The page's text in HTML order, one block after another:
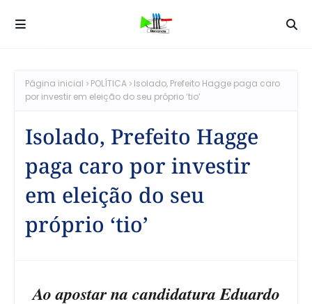
Página inicial POLÍTICA
Isolado, Prefeito Hagge paga caro
por investir em eleição do seu próprio ‘tio’
Isolado, Prefeito Hagge
paga caro por investir
em eleição do seu
próprio ‘tio’
Ao apostar na candidatura Eduardo